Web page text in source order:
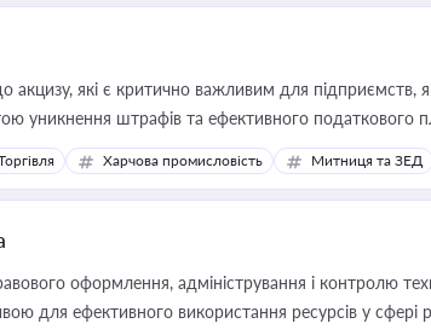
які є критично важливим для підприємств,
уникнення штрафів та ефективного податкового
Харчова промисловість Митниця та ЗЕД
оформлення, адміністрування і контролю
для ефективного використання ресурсів у сфері